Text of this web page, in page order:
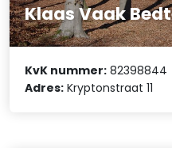
Klaas Vaak
KvK nummer: 82398844
Adres: Kryptonstraat 11